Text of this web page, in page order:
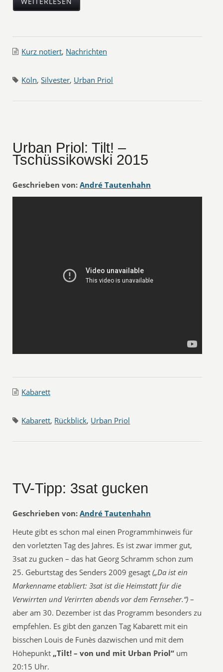
Kurz notiert, Nachrichten
Köln,Silvester, Urban Priol
Urban Priol: Tilt! –
Tschüssikowski 2015
Geschrieben von: André Tautenhahn
Kabarett
Kabarett, Rückblick, Urban Priol
TV-Tipp: 3sat gucken
Geschrieben von: André Tautenhahn
Heute gibt es schon mal einen Programmhinweis für
den vorletzten Tag des Jahres. Es ist zwar immer gut,
3sat zu gucken – das hat Georg Schramm schon zum
25. Geburtstag des Senders 2009 gesagt („Da ist ein
Markenname etabliert: 3sat ist die Heimstatt für die
Verwirrten und Verirrten abends vor dem Fernseher.“) –
aber am 30. Dezember ist das Programm besonders zu
empfehlen. Es gibt den ganzen Tag Kabarett mit ein
bisschen Louis de Funès dazwischen und mit dem
Höhepunkt „Tilt! – von und mit Urban Priol“ um
20:15 Uhr.